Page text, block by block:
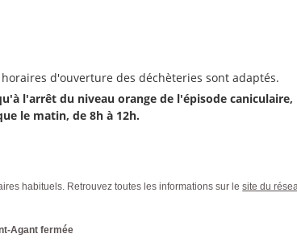
d'ouverture des déchèteries sont adaptés.
l'arrêt du niveau orange de l'épisode caniculaire,
le matin, de 8h à 12h.
habituels. Retrouvez toutes les informations sur lesite du
Agant fermée